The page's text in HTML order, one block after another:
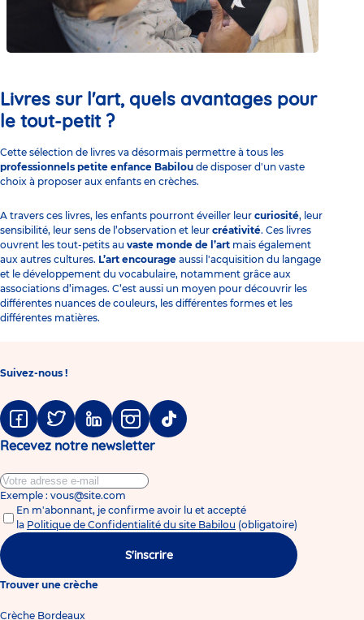
Livres sur l'art, quels avantages pour
le tout-petit ?
Cette sélection de livres va désormais permettre à tous les
professionnels petite enfance Babilou de disposer d'un vaste
choix à proposer aux enfants en crèches.
A travers ces livres, les enfants pourront éveiller leur curiosité, leur
sensibilité, leur sens de l’observation et leur créativité. Ces livres
ouvrent les tout-petits au vaste monde de l’art mais également
aux autres cultures. L’art encourage aussi l'acquisition du langage
et le développement du vocabulaire, notamment grâce aux
associations d’images. C’est aussi un moyen pour découvrir les
différentes nuances de couleurs, les différentes formes et les
différentes matières.
Suivez-nous !
FacebookTwitter LinkedinInstagramTiktok
Recevez notre newsletter
Exemple : vous@site.com
En m'abonnant, je confirme avoir lu et accepté
la Politique de Confidentialité du site Babilou (obligatoire)
S'inscrire
Trouver une crèche
Crèche Bordeaux